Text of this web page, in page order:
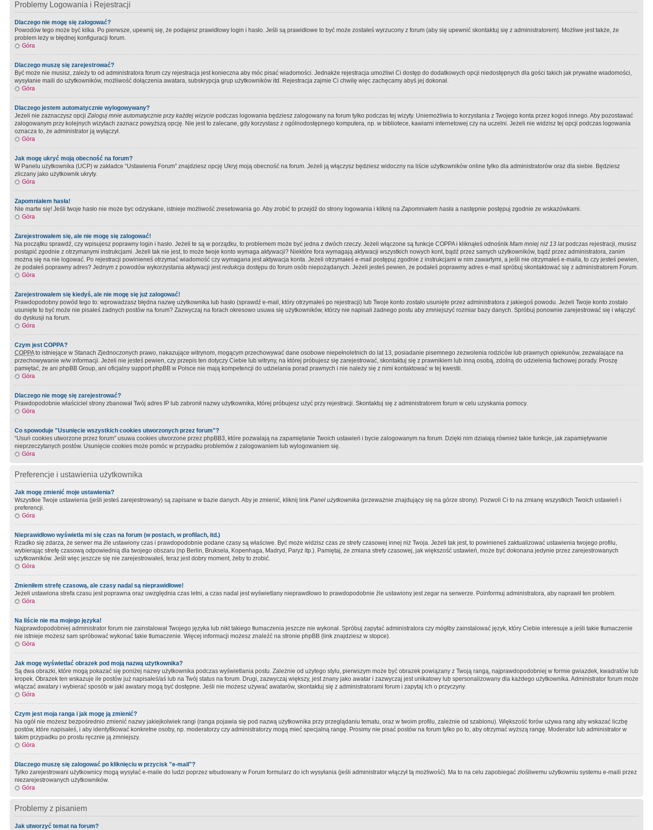
Problemy Logowania i Rejestracji
Dlaczego nie mogę się zalogować?
Powodów tego może być kilka. Po pierwsze, upewnij się, że podajesz prawidłowy login i hasło. Jeśli są prawidłowe to być może zostałeś wyrzucony z forum (aby się upewnić skontaktuj się z administratorem). Możliwe jest także, że
problem leży w błędnej konfiguracji forum.
Góra
Dlaczego muszę się zarejestrować?
Być może nie musisz, zależy to od administratora forum czy rejestracja jest konieczna aby móc pisać wiadomości. Jednakże rejestracja umożliwi Ci dostęp do dodatkowych opcji niedostępnych dla gości takich jak prywatne wiadomości,
wysyłanie maili do użytkowników, możliwość dołączenia awatara, subskrypcja grup użytkowników itd. Rejestracja zajmie Ci chwilę więc zachęcamy abyś jej dokonał.
Góra
Dlaczego jestem automatycznie wylogowywany?
Jeżeli nie zaznaczysz opcjiZaloguj mnie automatycznie przy każdej wizycie podczas logowania będziesz zalogowany na forum tylko podczas tej wizyty. Uniemożliwia to korzystania z Twojego konta przez kogoś innego. Aby pozostawać
zalogowanym przy kolejnych wizytach zaznacz powyższą opcję. Nie jest to zalecane, gdy korzystasz z ogólnodostępnego komputera, np. w bibliotece, kawiarni internetowej czy na uczelni. Jeżeli nie widzisz tej opcji podczas logowania
oznacza to, że administrator ją wyłączył.
Góra
Jak mogę ukryć moją obecność na forum?
W Panelu użytkownika (UCP) w zakładce “Ustawienia Forum” znajdziesz opcję Ukryj moją obecność na forum. Jeżeli ją włączysz będziesz widoczny na liście użytkowników online tylko dla administratorów oraz dla siebie. Będziesz
zliczany jako użytkownik ukryty.
Góra
Zapomniałem hasła!
Nie martw się! Jeśli twoje hasło nie może byc odzyskane, istnieje możliwość zresetowania go. Aby zrobić to przejdź do strony logowania i kliknij naZapomniałem hasła a następnie postępuj zgodnie ze wskazówkami.
Góra
Zarejestrowałem się, ale nie mogę się zalogować!
Na początku sprawdź, czy wpisujesz poprawny login i hasło. Jeżeli te są w porządku, to problemem może być jedna z dwóch rzeczy. Jeżeli włączone są funkcje COPPA i kliknąłeś odnośnik Mam mniej niż 13 latpodczas rejestracji, musisz
postąpić zgodnie z otrzymanymi instrukcjami. Jeżeli tak nie jest, to może twoje konto wymaga aktywacji? Niektóre fora wymagają aktywacji wszystkich nowych kont, bądź przez samych użytkowników, bądź przez administratora, zanim
można się na nie logować. Po rejestracji powinieneś otrzymać wiadomość czy wymagana jest aktywacja konta. Jeżeli otrzymałeś e-mail postępuj zgodnie z instrukcjami w nim zawartymi, a jeśli nie otrzymałeś e-maila, to czy jesteś pewien,
że podałeś poprawny adres? Jednym z powodów wykorzystania aktywacji jestredukcja dostępu do forum osób niepożądanych. Jeżeli jesteś pewien, że podałeś poprawmy adres e-mail spróbuj skontaktować się z administratorem Forum.
Góra
Zarejestrowałem się kiedyś, ale nie mogę się już zalogować!
Prawdopodobny powód tego to: wprowadzasz błędna nazwę użytkownika lub hasło (sprawdź e-mail, który otrzymałeś po rejestracji) lub Twoje konto zostało usunięte przez administratora z jakiegoś powodu. Jeżeli Twoje konto zostało
usunięte to być może nie pisałeś żadnych postów na forum? Zazwyczaj na forach okresowo usuwa się użytkowników, którzy nie napisali żadnego postu aby zmniejszyć rozmiar bazy danych. Spróbuj ponownie zarejestrować się i włączyć
do dyskusji na forum.
Góra
Czym jest COPPA?
COPPAto istniejące w Stanach Zjednoczonych prawo, nakazujące witrynom, mogącym przechowywać dane osobowe niepełnoletnich do lat 13, posiadanie pisemnego zezwolenia rodziców lub prawnych opiekunów, zezwalające na
przechowywanie w/w informacji. Jeżeli nie jesteś pewien, czy przepis ten dotyczy Ciebie lub witryny, na której próbujesz się zarejestrować, skontaktuj się z prawnikiem lub inną osobą, zdolną do udzielenia fachowej porady. Proszę
pamiętać, że ani phpBB Group, ani oficjalny support phpBB w Polsce nie mają kompetencji do udzielania porad prawnych i nie należy się z nimi kontaktować w tej kwestii.
Góra
Dlaczego nie mogę się zarejestrować?
Prawdopodobnie właściciel strony zbanował Twój adres IP lub zabronił nazwy użytkownika, której próbujesz użyć przy rejestracji. Skontaktuj się z administratorem forum w celu uzyskania pomocy.
Góra
Co spowoduje "Usunięcie wszystkich cookies utworzonych przez forum"?
“Usuń cookies utworzone przez forum” usuwa cookies utworzone przez phpBB3, które pozwalają na zapamiętanie Twoich ustawień i bycie zalogowanym na forum. Dzięki nim działają również takie funkcje, jak zapamiętywanie
nieprzeczytanych postów. Usunięcie cookies może pomóc w przypadku problemów z zalogowaniem lub wylogowaniem się.
Góra
Preferencje i ustawienia użytkownika
Jak mogę zmienić moje ustawienia?
Wszystkie Twoje ustawienia (jeśli jesteś zarejestrowany) są zapisane w bazie danych. Aby je zmienić, kliknij link Panel użytkownika (przeważnie znajdujący się na górze strony). Pozwoli Ci to na zmianę wszystkich Twoich ustawień i
preferencji.
Góra
Nieprawidłowo wyświetla mi się czas na forum (w postach, w profilach, itd.)
Rzadko się zdarza, że serwer ma źle ustawiony czas i prawdopodobnie podane czasy są właściwe. Być może widzisz czas ze strefy czasowej innej niż Twoja. Jeżeli tak jest, to powinieneś zaktualizować ustawienia twojego profilu,
wybierając strefę czasową odpowiednią dla twojego obszaru (np Berlin, Bruksela, Kopenhaga, Madryd, Paryż itp.). Pamiętaj, że zmiana strefy czasowej, jak większość ustawień, może być dokonana jedynie przez zarejestrowanych
użytkowników. Jeśli więc jeszcze się nie zarejestrowałeś, teraz jest dobry moment, żeby to zrobić.
Góra
Zmieniłem strefę czasową, ale czasy nadal są nieprawidłowe!
Jeżeli ustawiona strefa czasu jest poprawna oraz uwzględnia czas letni, a czas nadal jest wyświetlany nieprawdłowo to prawdopodobnie źle ustawiony jest zegar na serwerze. Poinformuj administratora, aby naprawił ten problem.
Góra
Na liście nie ma mojego języka!
Najprawdopodobniej administrator forum nie zainstalował Twojego języka lub nikt takiego tłumaczenia jeszcze nie wykonał. Spróbuj zapytać administratora czy mógłby zainstalować język, który Ciebie interesuje a jeśli takie tłumaczenie
nie istnieje możesz sam spróbować wykonać takie tłumaczenie. Więcej informacji możesz znaleźć na stronie phpBB (link znajdziesz w stopce).
Góra
Jak mogę wyświetlać obrazek pod moją nazwą użytkownika?
Są dwa obrazki, które mogą pokazać się poniżej nazwy użytkownika podczas wyświetlania postu. Zależnie od użytego stylu, pierwszym może być obrazek powiązany z Twoją rangą, najprawdopodobniej w formie gwiazdek, kwadratów lub
kropek. Obrazek ten wskazuje ile postów już napisałeś/aś lub na Twój status na forum. Drugi, zazwyczaj większy, jest znany jako awatar i zazwyczaj jest unikatowy lub spersonalizowany dla każdego użytkownika. Administrator forum może
włączać awatary i wybierać sposób w jaki awatary mogą być dostępne. Jeśli nie możesz używać awatarów, skontaktuj się z administratorami forum i zapytaj ich o przyczyny.
Góra
Czym jest moja ranga i jak mogę ją zmienić?
Na ogół nie możesz bezpośrednio zmienić nazwy jakiejkolwiek rangi (ranga pojawia się pod nazwą użytkownika przy przeglądaniu tematu, oraz w twoim profilu, zależnie od szablonu). Większość forów używa rang aby wskazać liczbę
postów, które napisałeś, i aby identyfikować konkretne osoby, np. moderatorzy czy administratorzy mogą mieć specjalną rangę. Prosimy nie pisać postów na forum tylko po to, aby otrzymać wyższą rangę. Moderator lub administrator w
takim przypadku po prostu ręcznie ją zmniejszy.
Góra
Dlaczego muszę się zalogować po kliknięciu w przycisk "e-mail"?
Tylko zarejestrowani użytkownicy mogą wysyłać e-maile do ludzi poprzez wbudowany w Forum formularz do ich wysyłania (jeśli administrator włączył tą możliwość). Ma to na celu zapobiegać złośliwemu użytkowniu systemu e-maili przez
niezarejestrowanych użytkowników.
Góra
Problemy z pisaniem
Jak utworzyć temat na forum?